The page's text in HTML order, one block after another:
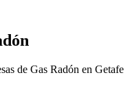
de Gas Radón en Getafe